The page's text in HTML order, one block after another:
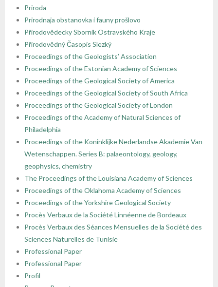
Priroda
Prirodnaja obstanovka i fauny prošlovo
Přirodovědecky Sbornik Ostravského Kraje
Přirodovědný Časopis Slezký
Proceedings of the Geologists’ Association
Proceedings of the Estonian Academy of Sciences
Proceedings of the Geological Society of America
Proceedings of the Geological Society of South Africa
Proceedings of the Geological Society of London
Proceedings of the Academy of Natural Sciences of
Philadelphia
Proceedings of the Koninklijke Nederlandse Akademie Van
Wetenschappen. Series B: palaeontology, geology,
geophysics, chemistry
The Proceedings of the Louisiana Academy of Sciences
Proceedings of the Oklahoma Academy of Sciences
Proceedings of the Yorkshire Geological Society
Procès Verbaux de la Société Linnéenne de Bordeaux
Procès Verbaux des Séances Mensuelles de la Société des
Sciences Naturelles de Tunisie
Professional Paper
Professional Paper
Profil